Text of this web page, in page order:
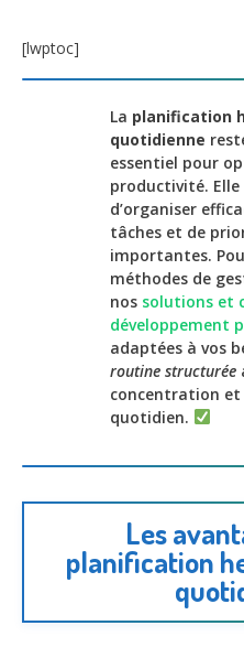
[lwptoc]
La planification
quotidienne
essentiel pour
productivité.
d’organiser
tâches et de
importantes.
méthodes de
nos solutions et
développement
adaptées à vos
routine structurée
concentration
quotidien.
Les
planification